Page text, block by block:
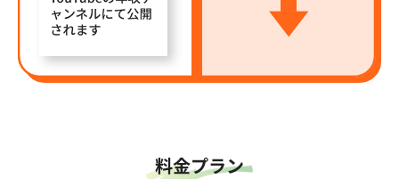
料金プラン